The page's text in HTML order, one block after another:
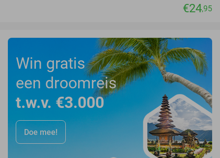
€24,95
Win gratis
een droomreis
t.w.v. €3.000
Doe mee!